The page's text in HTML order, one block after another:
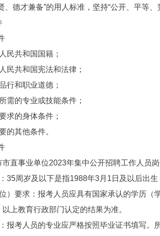
、德才兼备”的用人标准，坚持“公开、平等
民共和国国籍；
民共和国宪法和法律；
行和职业道德；
需的专业或技能条件；
求的身体条件；
的其他条件。
直事业单位2023年集中公开招聘工作人员
35周岁及以下是指1988年3月1日及以后出生
）要求：报考人员应具有国家承认的学历
上教育行政部门认定的结果为准。
报考人员的专业应严格按照毕业证书填写